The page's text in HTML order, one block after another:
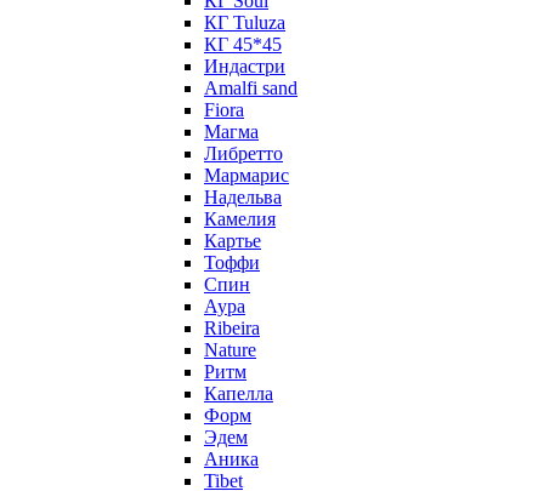
КГ Tuluza
КГ 45*45
Индастри
Amalfi sand
Fiora
Магма
Либретто
Мармарис
Надельва
Камелия
Картье
Тоффи
Спин
Аура
Ribeira
Nature
Ритм
Капелла
Форм
Эдем
Аника
Tibet